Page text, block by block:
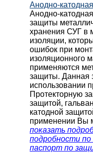
Анодно-
Анодно-
защиты
хранения СУГ в
изоляции,
ошибок при
изоляционного
применяются
защиты. Данная
использовании
Протекторную
защитой,
катодной
применении Вы
показать
подробности
паспорт по